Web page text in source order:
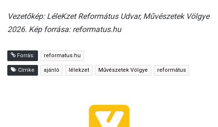
Vezetőkép: LéleKzet Református Udvar, Művészetek Völgye
2026. Kép forrása: reformatus.hu
Forrás: reformatus.hu
Címke ajánló lélekzet Művészetek Völgye református